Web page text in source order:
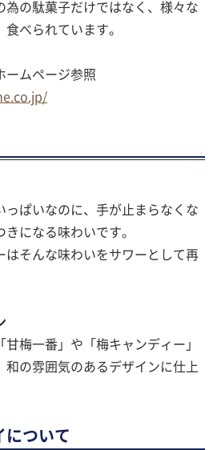
為の駄菓子だけではなく、様々な
べられています。
ームページ参照
っぱいなのに、手が止まらなくな
になる味わいです。
はそんな味わいをサワーとして再
甘梅一番」や「梅キャンディー」
和の雰囲気のあるデザインに仕上
について